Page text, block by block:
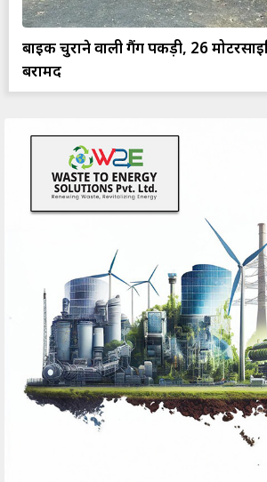
बाइक चुराने वाली गैंग पकड़ी, 26
बरामद